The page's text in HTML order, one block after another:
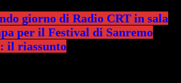
giorno di Radio CRT in sala
per il Festival di Sanremo
il riassunto